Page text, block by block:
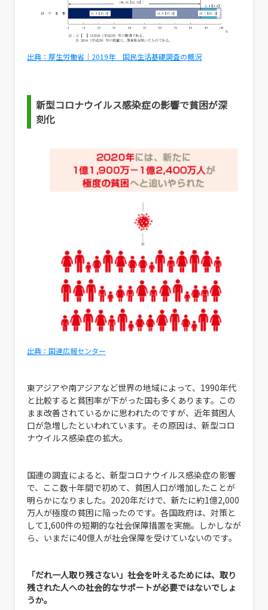
出典：厚生労働省｜2019年 国民生活基礎調査の概況
新型コロナウイルス感染症の影響で貧困が深
刻化
出典：国連広報センター
東アジアや南アジアなど世界の地域によって、1990年代
と比較すると貧困率が下がった国も多くあります。この
まま改善されているかに思われたのですが、近年貧困人
口が急増したといわれています。その原因は、新型コロ
ナウイルス感染症の拡大。
国連の調査によると、新型コロナウイルス感染症の影響
で、ここ数十年間で初めて、貧困人口が増加したことが
明らかになりました。2020年だけで、新たに約1億2,000
万人が極度の貧困に陥ったのです。各国政府は、対策と
して1,600件の短期的な社会保障措置を実施。しかしなが
ら、いまだに40億人が社会保障を受けていないのです。
「だれ一人取り残さない」社会を叶えるためには、取り
残された人への社会的なサポートが必要ではないでしょ
うか。